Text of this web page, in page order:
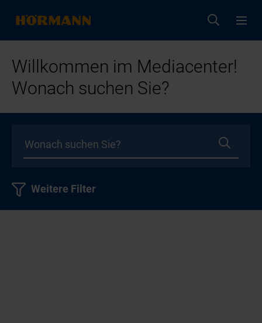
Willkommen im Mediacenter!
Wonach suchen Sie?
Weitere Filter